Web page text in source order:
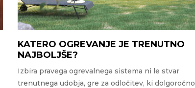
KATERO OGREVANJE JE TRENUTNO
NAJBOLJŠE?
Izbira pravega ogrevalnega sistema ni le stvar
trenutnega udobja, gre za odločitev, ki dolgoročno